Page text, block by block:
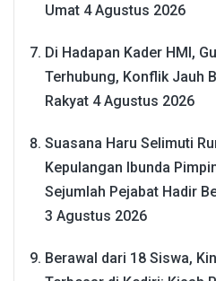
Umat 4 Agustus 2026
Di Hadapan Kader HMI,
Terhubung, Konflik Jauh
Rakyat 4 Agustus 2026
Suasana Haru Selimuti
Kepulangan Ibunda
Sejumlah Pejabat Hadir
3 Agustus 2026
Berawal dari 18 Siswa,